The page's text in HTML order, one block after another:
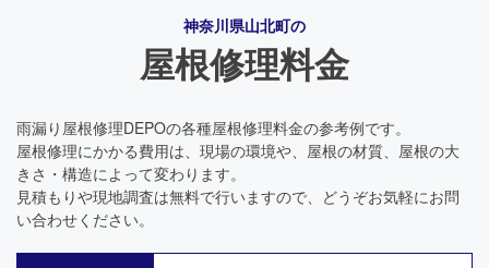
神奈川県山北町の
屋根修理料金
雨漏り屋根修理DEPOの各種屋根修理料金の参考例です。
屋根修理にかかる費用は、現場の環境や、屋根の材質、屋根の大
きさ・構造によって変わります。
見積もりや現地調査は無料で行いますので、どうぞお気軽にお問
い合わせください。